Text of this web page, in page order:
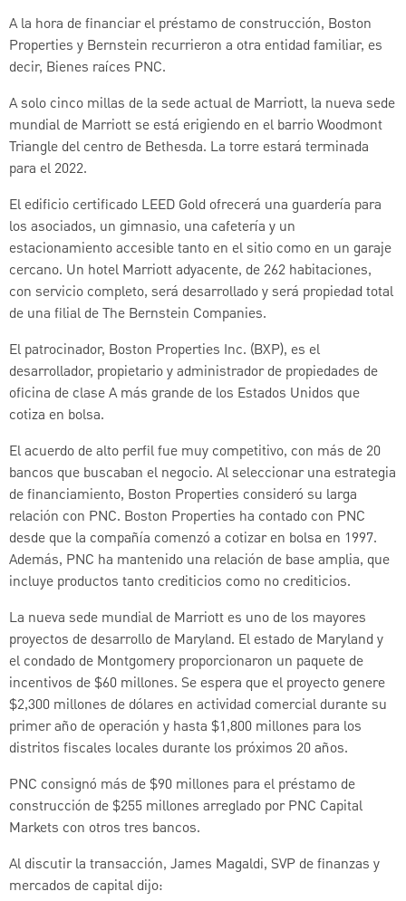
A la hora de financiar el préstamo de construcción, Boston
Properties y Bernstein recurrieron a otra entidad familiar, es
decir, Bienes raíces PNC.
A solo cinco millas de la sede actual de Marriott, la nueva sede
mundial de Marriott se está erigiendo en el barrio Woodmont
Triangle del centro de Bethesda. La torre estará terminada
para el 2022.
El edificio certificado LEED Gold ofrecerá una guardería para
los asociados, un gimnasio, una cafetería y un
estacionamiento accesible tanto en el sitio como en un garaje
cercano. Un hotel Marriott adyacente, de 262 habitaciones,
con servicio completo, será desarrollado y será propiedad total
de una filial de The Bernstein Companies.
El patrocinador, Boston Properties Inc. (BXP), es el
desarrollador, propietario y administrador de propiedades de
oficina de clase A más grande de los Estados Unidos que
cotiza en bolsa.
El acuerdo de alto perfil fue muy competitivo, con más de 20
bancos que buscaban el negocio. Al seleccionar una estrategia
de financiamiento, Boston Properties consideró su larga
relación con PNC. Boston Properties ha contado con PNC
desde que la compañía comenzó a cotizar en bolsa en 1997.
Además, PNC ha mantenido una relación de base amplia, que
incluye productos tanto crediticios como no crediticios.
La nueva sede mundial de Marriott es uno de los mayores
proyectos de desarrollo de Maryland. El estado de Maryland y
el condado de Montgomery proporcionaron un paquete de
incentivos de $60 millones. Se espera que el proyecto genere
$2,300 millones de dólares en actividad comercial durante su
primer año de operación y hasta $1,800 millones para los
distritos fiscales locales durante los próximos 20 años.
PNC consignó más de $90 millones para el préstamo de
construcción de $255 millones arreglado por PNC Capital
Markets con otros tres bancos.
Al discutir la transacción, James Magaldi, SVP de finanzas y
mercados de capital dijo: